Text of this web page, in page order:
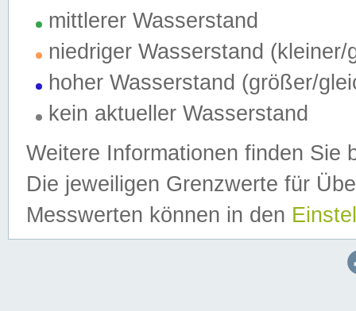
mittlerer Wasserstand
niedriger Wasserstand (kleiner/
hoher Wasserstand (größer/
kein aktueller Wasserstand
Weitere Informationen finden Sie
Die jeweiligen Grenzwerte für
Messwerten können in den